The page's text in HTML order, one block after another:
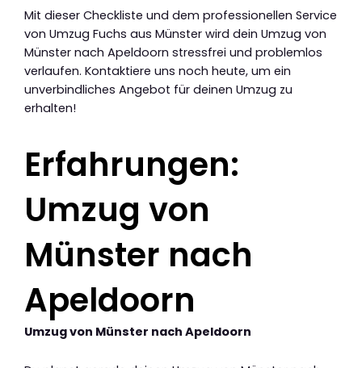
Mit dieser Checkliste und dem professionellen Service
von Umzug Fuchs aus Münster wird dein Umzug von
Münster nach Apeldoorn stressfrei und problemlos
verlaufen. Kontaktiere uns noch heute, um ein
unverbindliches Angebot für deinen Umzug zu
erhalten!
Erfahrungen:
Umzug von
Münster nach
Apeldoorn
Umzug von Münster nach Apeldoorn